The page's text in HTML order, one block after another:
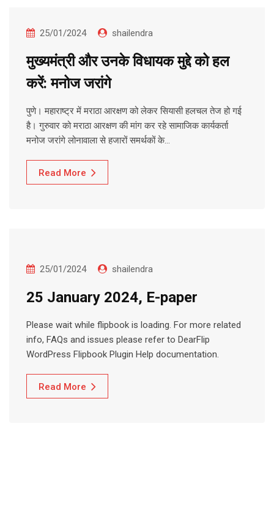
25/01/2024 shailendra
मुख्यमंत्री और उनके विधायक मुद्दे को हल
करें: मनोज जरांगे
पुणे। महाराष्ट्र में मराठा आरक्षण को लेकर सियासी हलचल तेज हो गई
है। गुरुवार को मराठा आरक्षण की मांग कर रहे सामाजिक कार्यकर्ता
मनोज जरांगे लोनावाला से हजारों समर्थकों के…
Read More
25/01/2024 shailendra
25 January 2024, E-paper
Please wait while flipbook is loading. For more related
info, FAQs and issues please refer to DearFlip
WordPress Flipbook Plugin Help documentation.
Read More